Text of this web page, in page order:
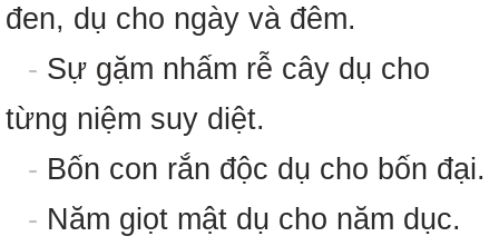
đen, dụ cho ngày và đêm.
- Sự gặm nhấm rễ cây dụ cho
từng niệm suy diệt.
- Bốn con rắn độc dụ cho bốn đại.
- Năm giọt mật dụ cho năm dục.